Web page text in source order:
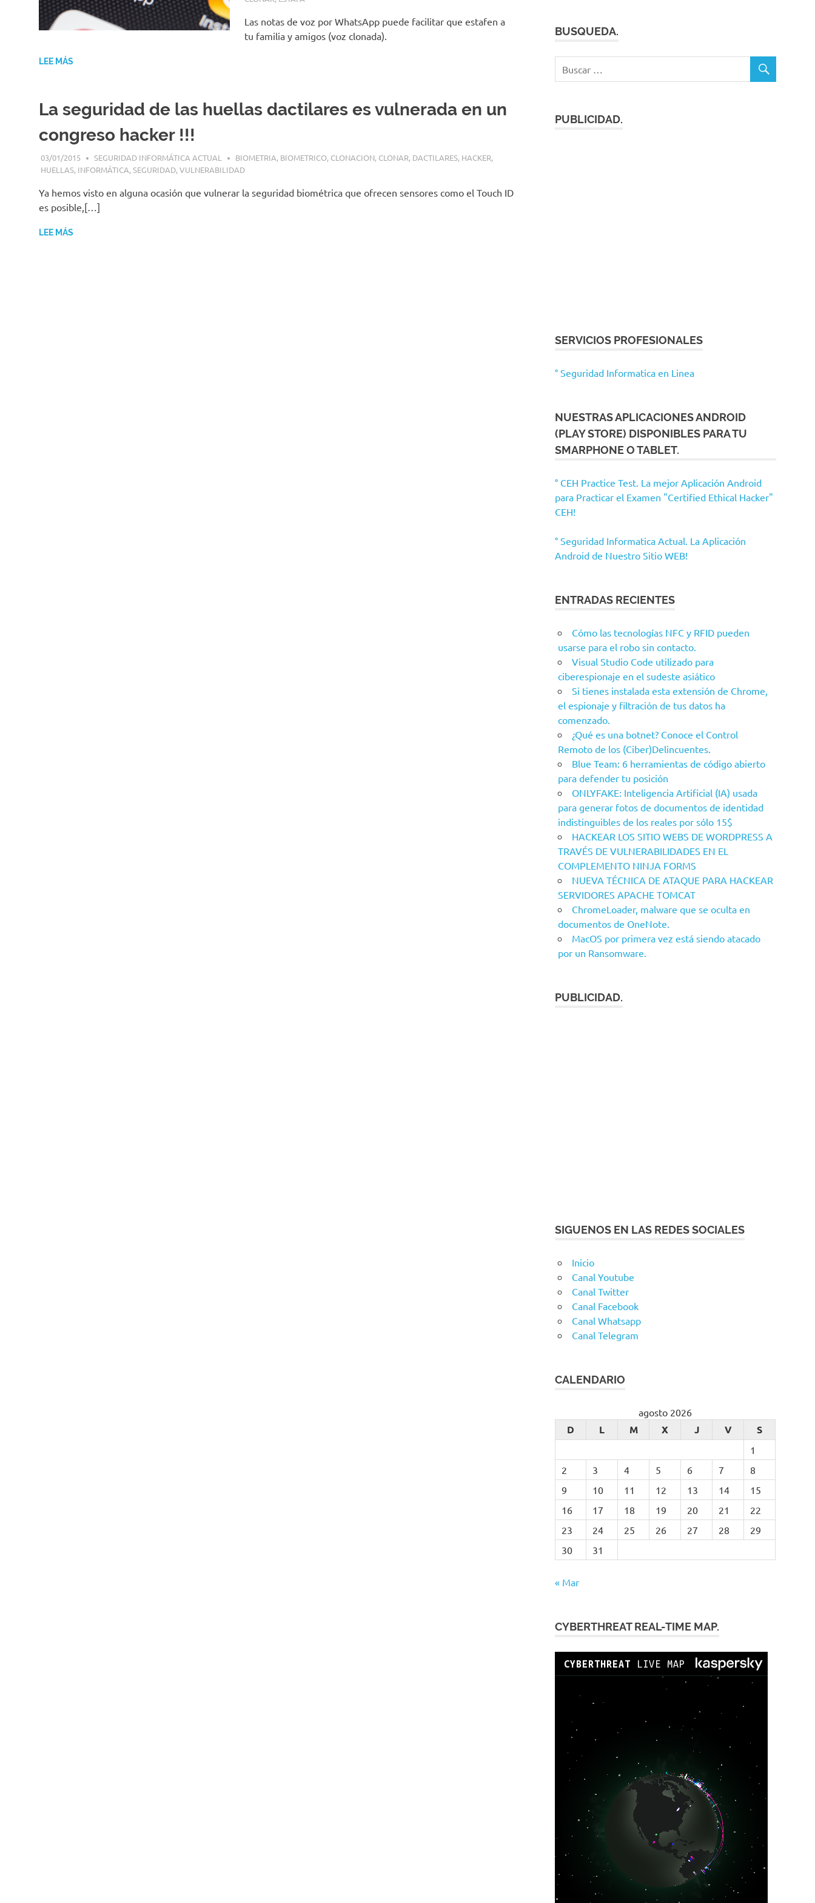
|
Enlaces
Las notas de voz por WhatsApp puede facilitar que estafen a
tu familia y amigos (voz clonada).
LEE MÁS
La seguridad de las huellas dactilares es vulnerada en un
congreso hacker !!!
03/01/2015 SEGURIDAD INFORMÁTICA ACTUAL BIOMETRIA, BIOMETRICO, CLONACION, CLONAR, DACTILARES, HACKER,
HUELLAS, INFORMÁTICA,SEGURIDAD,VULNERABILIDAD
Ya hemos visto en alguna ocasión que vulnerar la seguridad biométrica que ofrecen sensores como el Touch ID
es posible,[…]
LEE MÁS
BUSQUEDA.
PUBLICIDAD.
SERVICIOS PROFESIONALES
° Seguridad Informatica en Linea
NUESTRAS APLICACIONES ANDROID
(PLAY STORE) DISPONIBLES PARA TU
SMARPHONE O TABLET.
° CEH Practice Test. La mejor Aplicación Android
para Practicar el Examen "Certified Ethical Hacker"
CEH!
° Seguridad Informatica Actual. La Aplicación
Android de Nuestro Sitio WEB!
ENTRADAS RECIENTES
Cómo las tecnologías NFC y RFID pueden
usarse para el robo sin contacto.
Visual Studio Code utilizado para
ciberespionaje en el sudeste asiático
Si tienes instalada esta extensión de Chrome,
el espionaje y filtración de tus datos ha
comenzado.
¿Qué es una botnet? Conoce el Control
Remoto de los (Ciber)Delincuentes.
Blue Team: 6 herramientas de código abierto
para defender tu posición
ONLYFAKE: Inteligencia Artificial (IA) usada
para generar fotos de documentos de identidad
indistinguibles de los reales por sólo 15$
HACKEAR LOS SITIO WEBS DE WORDPRESS A
TRAVÉS DE VULNERABILIDADES EN EL
COMPLEMENTO NINJA FORMS
NUEVA TÉCNICA DE ATAQUE PARA HACKEAR
SERVIDORES APACHE TOMCAT
ChromeLoader, malware que se oculta en
documentos de OneNote.
MacOS por primera vez está siendo atacado
por un Ransomware.
PUBLICIDAD.
SIGUENOS EN LAS REDES SOCIALES
Inicio
Canal Youtube
Canal Twitter
Canal Facebook
Canal Whatsapp
Canal Telegram
CALENDARIO
agosto 2026
D L M X J V S
1
2
3 4 5 6 7
8
9
10 11 12 13 14
15
16
17 18 19 20 21
22
23
24 25 26 27 28
29
30
31
« Mar
CYBERTHREAT REAL-TIME MAP.